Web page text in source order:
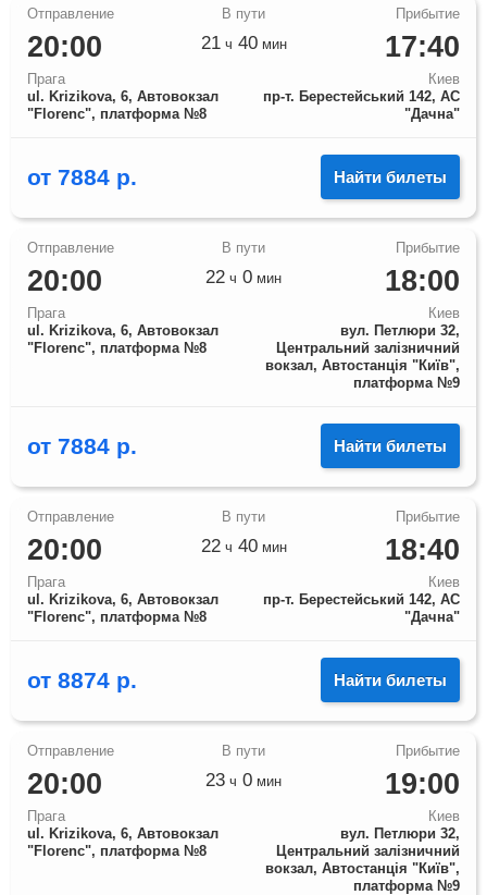
20:00
Прага
ul. Krizikova, 6, Автовокзал
"Florenc", платформа №8
17:40
Киев
пр-т. Берестейський 142, АС
"Дачна"
21ч 40мин
от 7884 р. Найти билеты
20:00
Прага
ul. Krizikova, 6, Автовокзал
"Florenc", платформа №8
18:00
Киев
вул. Петлюри 32,
Центральний залізничний
вокзал, Автостанція "Київ",
платформа №9
22 ч 0 мин
от 7884 р. Найти билеты
20:00
Прага
ul. Krizikova, 6, Автовокзал
"Florenc", платформа №8
18:40
Киев
пр-т. Берестейський 142, АС
"Дачна"
22ч 40мин
от 8874 р. Найти билеты
20:00
Прага
ul. Krizikova, 6, Автовокзал
"Florenc", платформа №8
19:00
Киев
вул. Петлюри 32,
Центральний залізничний
вокзал, Автостанція "Київ",
платформа №9
23 ч 0 мин